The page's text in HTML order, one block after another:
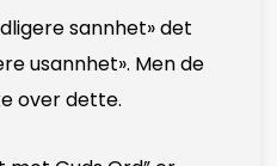
sannhet» det
usannhet». Men de
over dette.